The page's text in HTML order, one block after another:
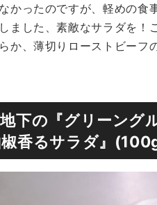
かったのですが、軽めの
ました、素敵なサラダを
か、薄切りローストビーフ
下の『グリーング
椒香るサラダ』